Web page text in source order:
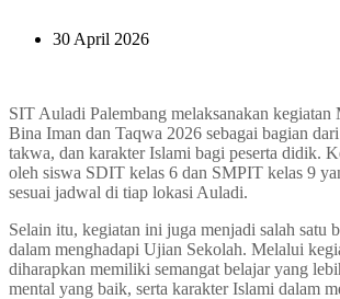
30 April 2026
SIT Auladi Palembang melaksanakan kegiatan
Bina Iman dan Taqwa 2026 sebagai bagian
takwa, dan karakter Islami bagi peserta didik.
oleh siswa SDIT kelas 6 dan SMPIT kelas 9
sesuai jadwal di tiap lokasi Auladi.
Selain itu, kegiatan ini juga menjadi salah satu
dalam menghadapi Ujian Sekolah. Melalui
diharapkan memiliki semangat belajar yang
mental yang baik, serta karakter Islami dalam